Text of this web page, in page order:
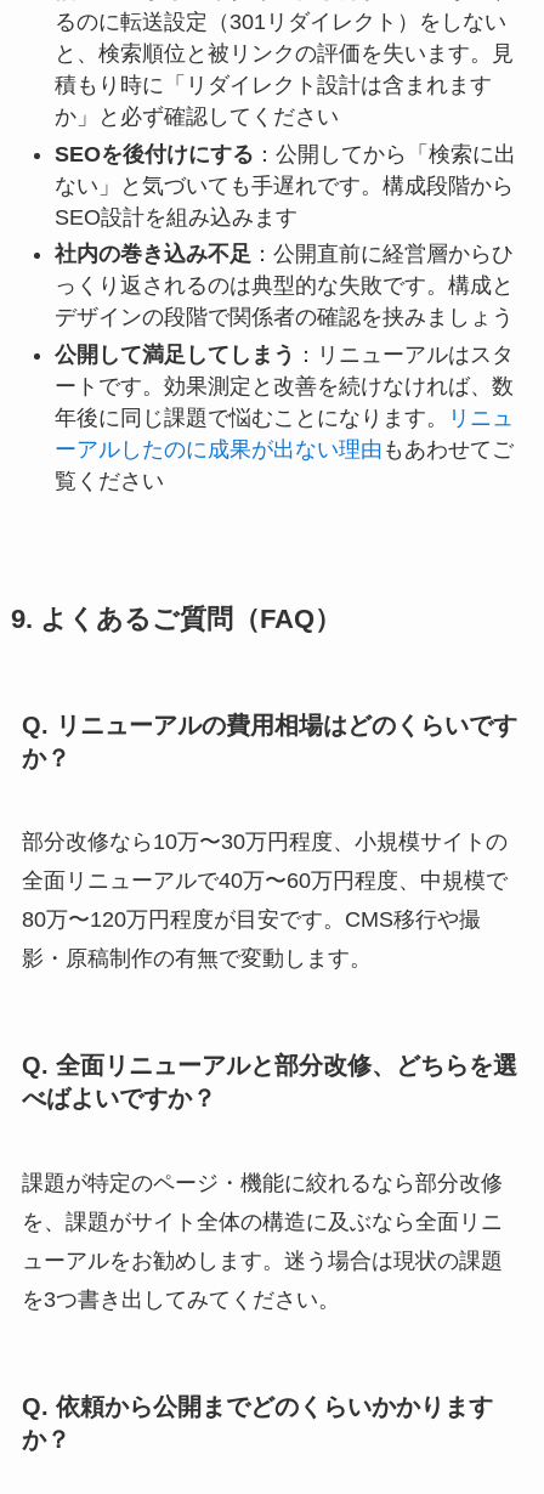
るのに転送設定（301リダイレクト）をしない
と、検索順位と被リンクの評価を失います。見
積もり時に「リダイレクト設計は含まれます
か」と必ず確認してください
SEOを後付けにする ：公開してから「検索に出
ない」と気づいても手遅れです。構成段階から
SEO設計を組み込みます
社内の巻き込み不足：公開直前に経営層からひ
っくり返されるのは典型的な失敗です。構成と
デザインの段階で関係者の確認を挟みましょう
公開して満足してしまう ：リニューアルはスタ
ートです。効果測定と改善を続けなければ、数
年後に同じ課題で悩むことになります。
リニュ
ーアルしたのに成果が出ない理由 もあわせてご
覧ください
9. よくあるご質問（FAQ）
Q. リニューアルの費用相場はどのくらいです
か？
部分改修なら10万〜30万円程度、小規模サイトの
全面リニューアルで40万〜60万円程度、中規模で
80万〜120万円程度が目安です。CMS移行や撮
影・原稿制作の有無で変動します。
Q. 全面リニューアルと部分改修、どちらを選
べばよいですか？
課題が特定のページ・機能に絞れるなら部分改修
を、課題がサイト全体の構造に及ぶなら全面リニ
ューアルをお勧めします。迷う場合は現状の課題
を3つ書き出してみてください。
Q. 依頼から公開までどのくらいかかります
か？